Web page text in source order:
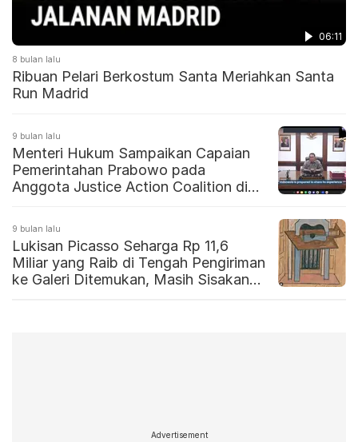
06:11
8 bulan lalu
Ribuan Pelari Berkostum Santa Meriahkan Santa
Run Madrid
9 bulan lalu
Menteri Hukum Sampaikan Capaian
Pemerintahan Prabowo pada
Anggota Justice Action Coalition di
9 bulan lalu
Lukisan Picasso Seharga Rp 11,6
Miliar yang Raib di Tengah Pengiriman
ke Galeri Ditemukan, Masih Sisakan
Advertisement